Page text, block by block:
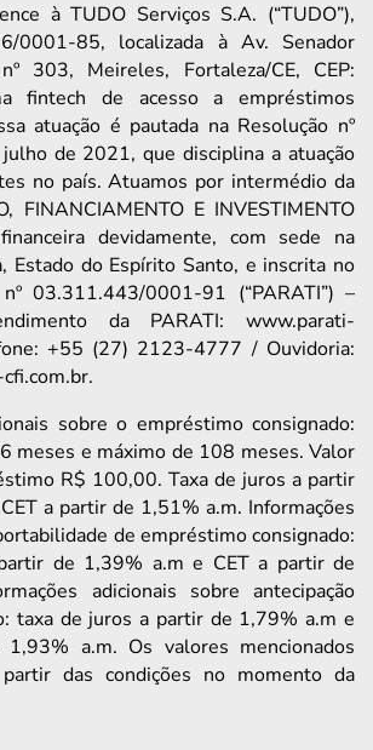
à TUDO Serviços S.A. (“TUDO”),
0001-85, localizada à Av. Senador
303, Meireles, Fortaleza/CE, CEP:
fintech de acesso a empréstimos
atuação é pautada na Resolução nº
de 2021, que disciplina a atuação
no país. Atuamos por intermédio da
FINANCIAMENTO E INVESTIMENTO
devidamente, com sede na
Estado do Espírito Santo, e inscrita no
03.311.443/0001-91 (“PARATI”) –
da PARATI: www.parati-
+55 (27) 2123-4777 / Ouvidoria:
sobre o empréstimo consignado:
meses e máximo de 108 meses. Valor
R$ 100,00. Taxa de juros a partir
a partir de 1,51% a.m. Informações
de empréstimo consignado:
de 1,39% a.m e CET a partir de
adicionais sobre antecipação
taxa de juros a partir de 1,79% a.m e
a.m. Os valores mencionados
das condições no momento da